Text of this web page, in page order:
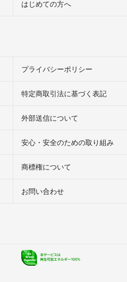
はじめての方へ
プライバシーポリシー
特定商取引法に基づく表記
外部送信について
安心・安全のための取り組み
商標権について
お問い合わせ